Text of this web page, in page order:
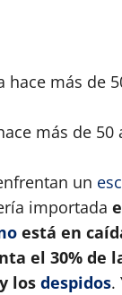
más de 50
un
importada
está en
el 30% de
los despidos.